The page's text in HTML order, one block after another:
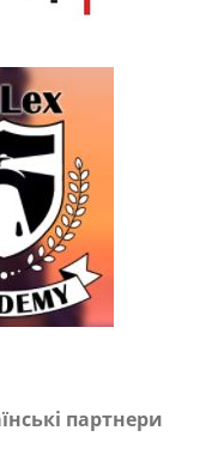
партнери